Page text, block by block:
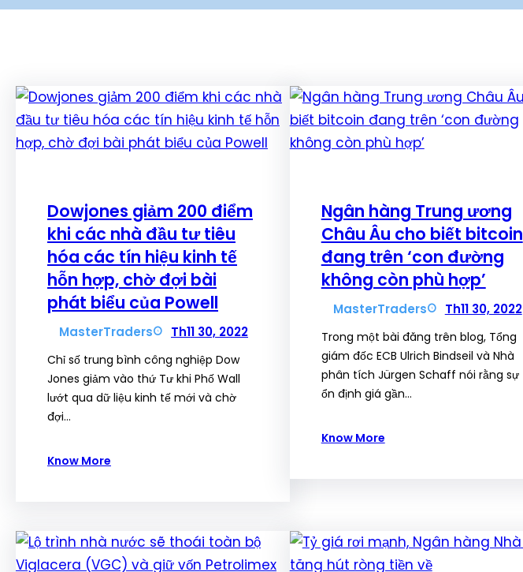
Dowjones giảm 200 điểm
khi các nhà đầu tư tiêu
hóa các tín hiệu kinh tế
hỗn hợp, chờ đợi bài
phát biểu của Powell
MasterTraders Th11 30, 2022
Chỉ số trung bình công nghiệp Dow
Jones giảm vào thứ Tư khi Phố Wall
lướt qua dữ liệu kinh tế mới và chờ
đợi…
Know More
Ngân hàng Trung ương
Châu Âu cho biết bitcoin
đang trên ‘con đường
không còn phù hợp’
MasterTraders Th11 30, 2022
Trong một bài đăng trên blog, Tổng
giám đốc ECB Ulrich Bindseil và Nhà
phân tích Jürgen Schaff nói rằng sự
ổn định giá gần…
Know More